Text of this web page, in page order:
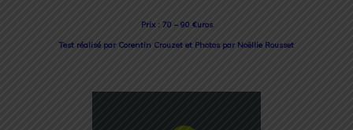
Prix : 70 – 90 €uros
Test réalisé par Corentin Crouzet et Photos par Noëllie Rousset